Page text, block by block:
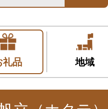
礼品 地域